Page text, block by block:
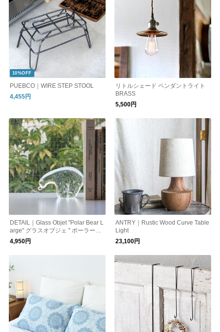
10%OFF
PUEBCO｜WIRE STEP STOOL
4,455円
リトルシェード ペンダントライト
BRASS
5,500円
DETAIL｜Glass Objet "Polar Bear L
arge" グラスオブジェ " ポーラーベ
ア ラージ" シロクマのガラスオブジ
ェ H0165L
4,950円
ANTRY｜Rustic Wood Curve Table
Light
23,100円